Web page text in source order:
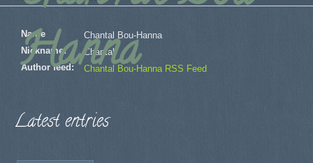
Hanna
Name
Chantal Bou-Hanna
Nickname:
Chantal
Author feed:
Chantal Bou-Hanna RSS Feed
Latest entries